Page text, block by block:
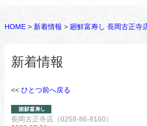
HOME> 新着情報 > 廻鮮富寿し 長岡古正寺
新着情報
<< ひとつ前へ戻る
長岡古正寺店（0258-86-8160）